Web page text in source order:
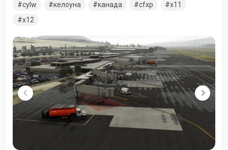
cylw
келоуна канада cfxp
x11
x12